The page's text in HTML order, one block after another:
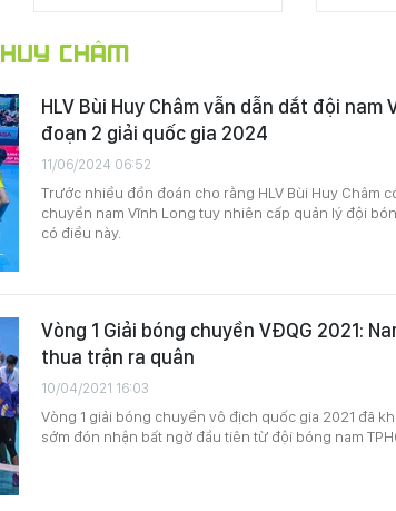
CHÂM
HLV Bùi Huy Châm vẫn dẫn dắt đội nam
đoạn 2 giải quốc gia 2024
11/06/2024 06:52
Trước nhiều đồn đoán cho rằng HLV Bùi Huy Châm
chuyền nam Vĩnh Long tuy nhiên cấp quản lý đội
có điều này.
Vòng 1 Giải bóng chuyền VĐQG 2021:
thua trận ra quân
10/04/2021 16:03
Vòng 1 giải bóng chuyền vô địch quốc gia 2021 đã
sớm đón nhận bất ngờ đầu tiên từ đội bóng nam